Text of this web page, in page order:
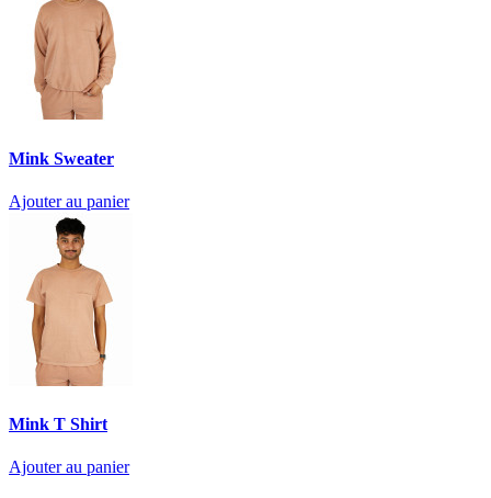
Mink Sweater
Ajouter au panier
Mink T Shirt
Ajouter au panier